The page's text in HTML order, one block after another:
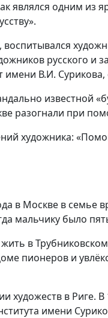
являлся одним из
воспитывался
русского и
имени В.И.
известной
разогнали при
художника:
в Москве в семье
мальчику было
в
пионеров и
художеств в Риге.
имени